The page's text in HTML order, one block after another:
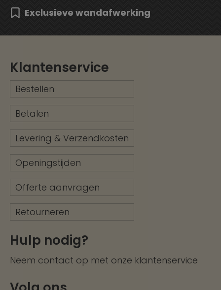
Exclusieve wandafwerking
Klantenservice
Bestellen
Betalen
Levering & Verzendkosten
Openingstijden
Offerte aanvragen
Retourneren
Hulp nodig?
Neem contact op met onze klantenservice